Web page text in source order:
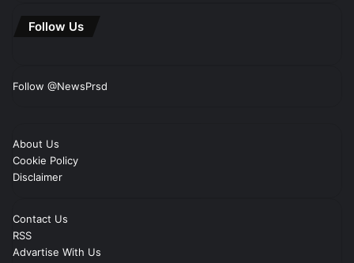
Follow Us
Follow @NewsPrsd
About Us
Cookie Policy
Disclaimer
Contact Us
RSS
Advartise With Us